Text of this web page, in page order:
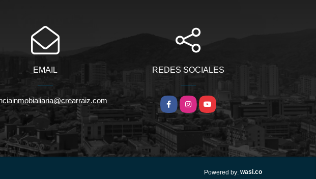
EMAIL REDES SOCIALES
FacebookInstagramYouTube
Powered by: wasi.co